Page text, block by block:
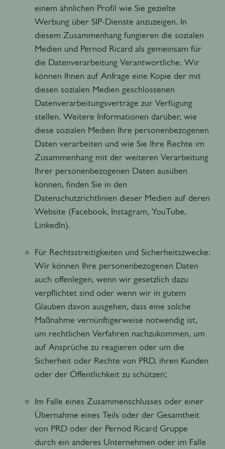
einem ähnlichen Profil wie Sie gezielte
Werbung über SIP-Dienste anzuzeigen. In
diesem Zusammenhang fungieren die sozialen
Medien und Pernod Ricard als gemeinsam für
die Datenverarbeitung Verantwortliche. Wir
können Ihnen auf Anfrage eine Kopie der mit
diesen sozialen Medien geschlossenen
Datenverarbeitungsverträge zur Verfügung
stellen. Weitere Informationen darüber, wie
diese sozialen Medien Ihre personenbezogenen
Daten verarbeiten und wie Sie Ihre Rechte im
Zusammenhang mit der weiteren Verarbeitung
Ihrer personenbezogenen Daten ausüben
können, finden Sie in den
Datenschutzrichtlinien dieser Medien auf deren
Website (Facebook, Instagram, YouTube,
LinkedIn).
Für Rechtsstreitigkeiten und Sicherheitszwecke:
Wir können Ihre personenbezogenen Daten
auch offenlegen, wenn wir gesetzlich dazu
verpflichtet sind oder wenn wir in gutem
Glauben davon ausgehen, dass eine solche
Maßnahme vernünftigerweise notwendig ist,
um rechtlichen Verfahren nachzukommen, um
auf Ansprüche zu reagieren oder um die
Sicherheit oder Rechte von PRD, ihren Kunden
oder der Öffentlichkeit zu schützen;
Im Falle eines Zusammenschlusses oder einer
Übernahme eines Teils oder der Gesamtheit
von PRD oder der Pernod Ricard Gruppe
durch ein anderes Unternehmen oder im Falle